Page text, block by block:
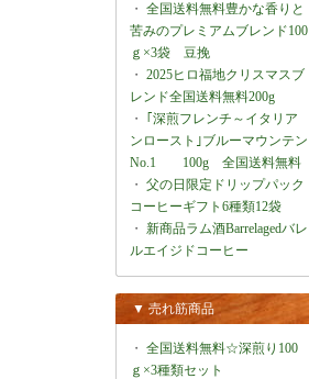
・ 全国送料無料豊かな香りと
苦みのプレミアムブレンド100
ｇ×3袋 豆挽
・ 2025ヒロ福地クリスマスブ
レンド全国送料無料200g
・ ｢深煎フレンチ～イタリア
ンロースト｣ブルーマウンテン
No.1 100g 全国送料無料
・ 父の日限定ドリップパック
コーヒーギフト6種類12袋
・ 新商品ラム酒Barrelagedバレ
ルエイジドコーヒー
▼ 売れ筋商品
・ 全国送料無料☆深煎り100
ｇ×3種類セット